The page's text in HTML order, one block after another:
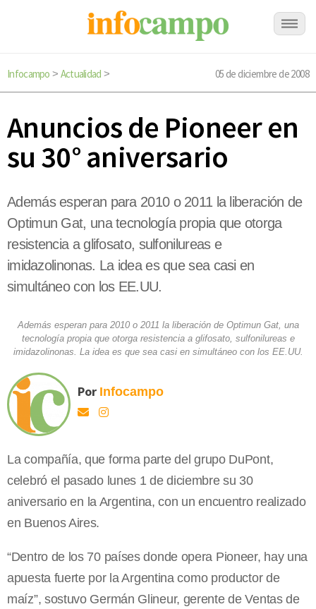
Infocampo > Actualidad > 05 de diciembre de 2008
Anuncios de Pioneer en
su 30° aniversario
Además esperan para 2010 o 2011 la liberación de
Optimun Gat, una tecnología propia que otorga
resistencia a glifosato, sulfonilureas e
imidazolinonas. La idea es que sea casi en
simultáneo con los EE.UU.
Además esperan para 2010 o 2011 la liberación de Optimun Gat, una
tecnología propia que otorga resistencia a glifosato, sulfonilureas e
imidazolinonas. La idea es que sea casi en simultáneo con los EE.UU.
Por Infocampo
La compañía, que forma parte del grupo DuPont,
celebró el pasado lunes 1 de diciembre su 30
aniversario en la Argentina, con un encuentro realizado
en Buenos Aires.
“Dentro de los 70 países donde opera Pioneer, hay una
apuesta fuerte por la Argentinacomo productor de
maíz”, sostuvo Germán Glineur, gerente de Ventas de